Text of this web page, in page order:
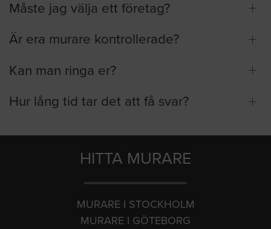
Måste jag välja ett företag?
Är era murare kontrollerade?
Kan man ringa er?
Hur lång tid tar det att få svar?
HITTA MURARE
MURARE I STOCKHOLM
MURARE I GÖTEBORG